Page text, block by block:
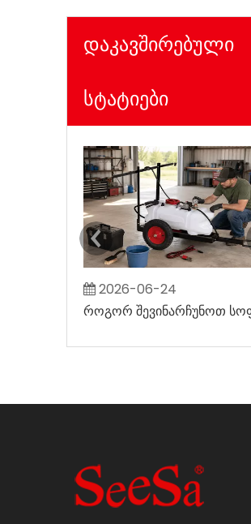
დაკავშირებული
სტატიები
2026-06-24